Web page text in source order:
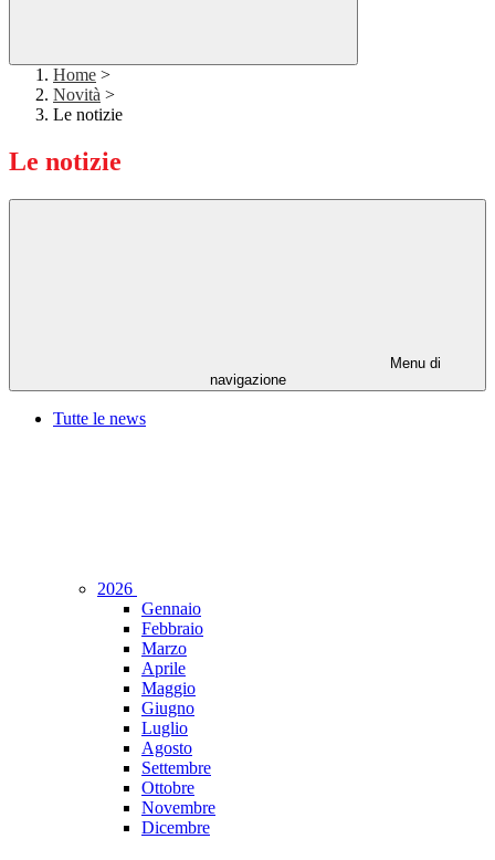
Home >
Novità >
Le notizie
Le notizie
Menu di
navigazione
Tutte le news
2026
Gennaio
Febbraio
Marzo
Aprile
Maggio
Giugno
Luglio
Agosto
Settembre
Ottobre
Novembre
Dicembre